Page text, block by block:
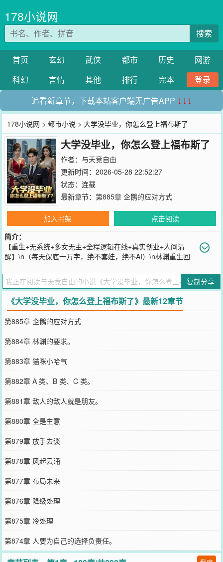
178小说网
搜索
首页 玄幻 武侠 都市 历史
网游
科幻
言情 其他 排行 完本
登录
追看新章节，下载本站客户端无广告APP ↓↓↓
178小说网 >都市小说 > 大学没毕业，你怎么登上福布斯了
大学没毕业，你怎么登上福布斯了
作者： 与天竞自由
更新时间：2026-05-28 22:52:27
状态：连载
最新章节： 第885章 企鹅的应对方式
加入书架
点击阅读
简介：
【重生+无系统+多女无主+全程逻辑在线+真实创业+人间清
醒】\n（每天保底一万字，绝不套娃，绝不AI）\n林渊重生回
新认识这个社会。\n\n为什么穷人会一直穷，为什么富人赚钱无比简
单。\n\n一切的一切，不过都是信息差。\n\n不过都是出生不同罢了。
\n\n这是一个底层人一步一步走到世界顶点的故事。
您要是觉得《大学没毕业，你怎么登上福布斯了》还不错的话请不要
忘记向您QQ群和微博微信里的朋友推荐哦！
复制分享
《大学没毕业，你怎么登上福布斯了》最新12章节
第885章 企鹅的应对方式
第884章 林渊的要求。
第883章 猫咪小哈气
第882章 A 类、B 类、C 类。
第881章 敌人的敌人就是朋友。
第880章 全是生意
第879章 放手去谈
第878章 风起云涌
第877章 布局未来
第876章 降级处理
第875章 冷处理
第874章 人要为自己的选择负责任。